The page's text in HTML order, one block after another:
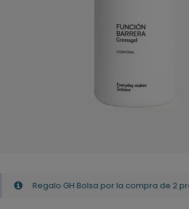
Regalo GH Bolsa por la compra de 2